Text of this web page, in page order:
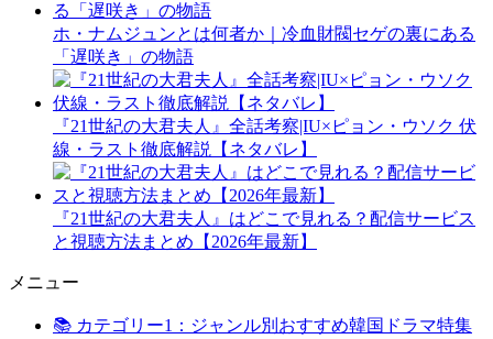
ホ・ナムジュンとは何者か｜冷血財閥セゲの裏にある
「遅咲き」の物語
『21世紀の大君夫人』全話考察|IU×ピョン・ウソク 伏
線・ラスト徹底解説【ネタバレ】
『21世紀の大君夫人』はどこで見れる？配信サービス
と視聴方法まとめ【2026年最新】
メニュー
📚 カテゴリー1：ジャンル別おすすめ韓国ドラマ特集